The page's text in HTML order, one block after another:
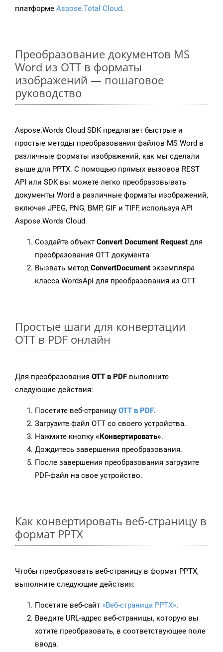
платформе Aspose.Total Cloud.
Преобразование документов MS
Word из OTT в форматы
изображений — пошаговое
руководство
Aspose.Words Cloud SDK предлагает быстрые и
простые методы преобразования файлов MS Word в
различные форматы изображений, как мы сделали
выше для PPTX. С помощью прямых вызовов REST
API или SDK вы можете легко преобразовывать
документы Word в различные форматы изображений,
включая JPEG, PNG, BMP, GIF и TIFF, используя API
Aspose.Words Cloud.
Создайте объект Convert Document Request для
преобразования OTT документа
Вызвать метод ConvertDocument экземпляра
класса WordsApi для преобразования из OTT
Простые шаги для конвертации
OTT в PDF онлайн
Для преобразования OTT в PDF выполните
следующие действия:
Посетите веб-страницу OTT в PDF.
Загрузите файл OTT со своего устройства.
Нажмите кнопку «Конвертировать».
Дождитесь завершения преобразования.
После завершения преобразования загрузите
PDF-файл на свое устройство.
Как конвертировать веб-страницу в
формат PPTX
Чтобы преобразовать веб-страницу в формат PPTX,
выполните следующие действия:
Посетите веб-сайт «Веб-страница PPTX».
Введите URL-адрес веб-страницы, которую вы
хотите преобразовать, в соответствующее поле
ввода.